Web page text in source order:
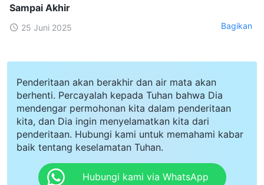
Sampai Akhir
25 Juni 2025 Bagikan
Penderitaan akan berakhir dan air mata akan
berhenti. Percayalah kepada Tuhan bahwa Dia
mendengar permohonan kita dalam penderitaan
kita, dan Dia ingin menyelamatkan kita dari
penderitaan. Hubungi kami untuk memahami kabar
baik tentang keselamatan Tuhan.
Hubungi kami via WhatsApp